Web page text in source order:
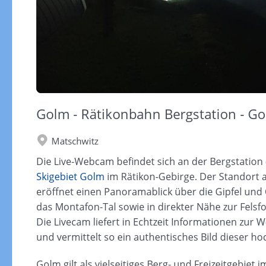
Golm - Rätikonbahn Bergstation -
Matschwitz
Die Live-Webcam befindet sich an der
Skigebiet Golm im Rätikon-Gebirge. Der Standort
eröffnet einen Panoramablick über die Gipfel und
das Montafon-Tal sowie in direkter Nähe zur
Die Livecam liefert in Echtzeit Informationen zur
und vermittelt so ein authentisches Bild dieser